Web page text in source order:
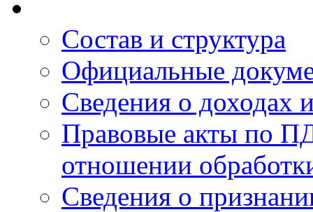
Состав и структура
Официальные
Сведения о доходах
Правовые акты по
отношении
Сведения о